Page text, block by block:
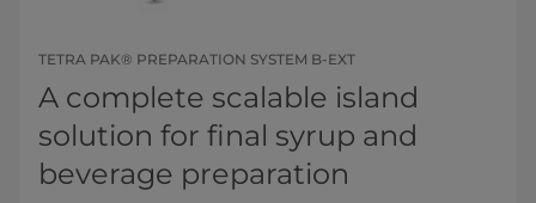
TETRA PAK® PREPARATION SYSTEM B-EXT
A complete scalable island
solution for final syrup and
beverage preparation